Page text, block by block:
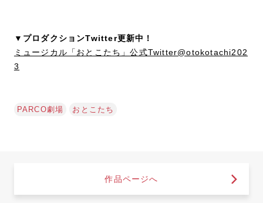
▼プロダクションTwitter更新中！
ミュージカル「おとこたち」公式Twitter@otokotachi202
3
PARCO劇場 おとこたち
作品ページへ